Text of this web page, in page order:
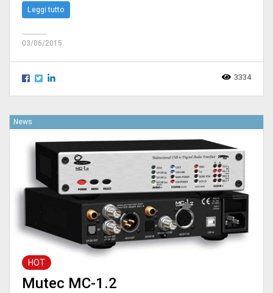
Leggi tutto
03/06/2015
3334
News
HOT
Mutec MC-1.2